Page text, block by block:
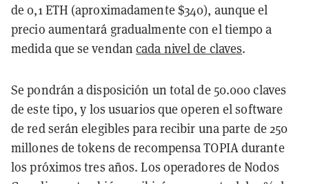
de 0,1 ETH (aproximadamente $340), aunque el
precio aumentará gradualmente con el tiempo a
medida que se vendancada nivel de claves.
Se pondrán a disposición un total de 50.000 claves
de este tipo, y los usuarios que operen el software
de red serán elegibles para recibir una parte de 250
millones de tokens de recompensa TOPIA durante
los próximos tres años. Los operadores de Nodos